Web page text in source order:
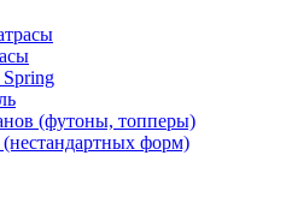
(футоны, топперы)
форм)